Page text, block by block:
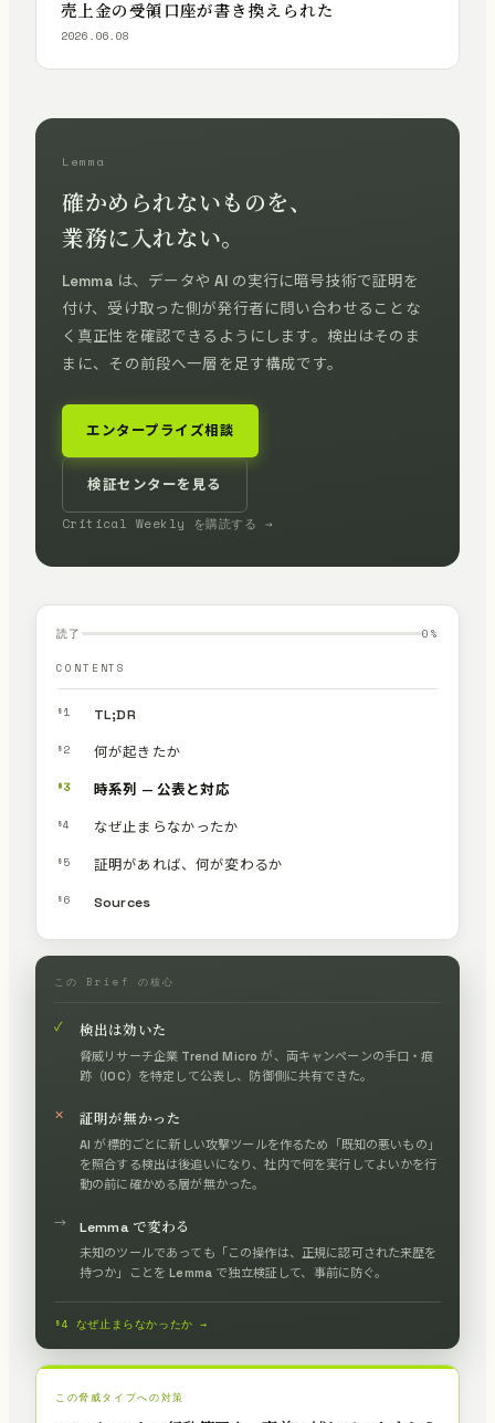
売上金の受領口座が書き換えられた
2026.06.08
Lemma
確かめられないものを、
業務に入れない。
Lemma は、データや AI の実行に暗号技術で証明を
付け、受け取った側が発行者に問い合わせることな
く真正性を確認できるようにします。検出はそのま
まに、その前段へ一層を足す構成です。
エンタープライズ相談
検証センターを見る
Critical Weekly を購読する →
読了 0 %
CONTENTS
§1 TL;DR
§2 何が起きたか
§3 時系列 — 公表と対応
§4 なぜ止まらなかったか
§5 証明があれば、何が変わるか
§6 Sources
この Brief の核心
✓ 検出は効いた
脅威リサーチ企業 Trend Micro が、両キャンペーンの手口・痕
跡（IOC）を特定して公表し、防御側に共有できた。
✕ 証明が無かった
AI が標的ごとに新しい攻撃ツールを作るため「既知の悪いもの」
を照合する検出は後追いになり、社内で何を実行してよいかを行
動の前に確かめる層が無かった。
→ Lemma で変わる
未知のツールであっても「この操作は、正規に認可された来歴を
持つか」ことを Lemma で独立検証して、事前に防ぐ。
§4 なぜ止まらなかったか →
この脅威タイプへの対策